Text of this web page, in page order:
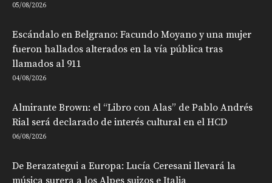
05/08/2026
Escándalo en Belgrano: Facundo Moyano y una mujer
fueron hallados alterados en la vía pública tras
llamados al 911
04/08/2026
Almirante Brown: el “Libro con Alas” de Pablo Andrés
Rial será declarado de interés cultural en el HCD
06/08/2026
De Berazategui a Europa: Lucía Ceresani llevará la
música surera a los Alpes suizos e Italia